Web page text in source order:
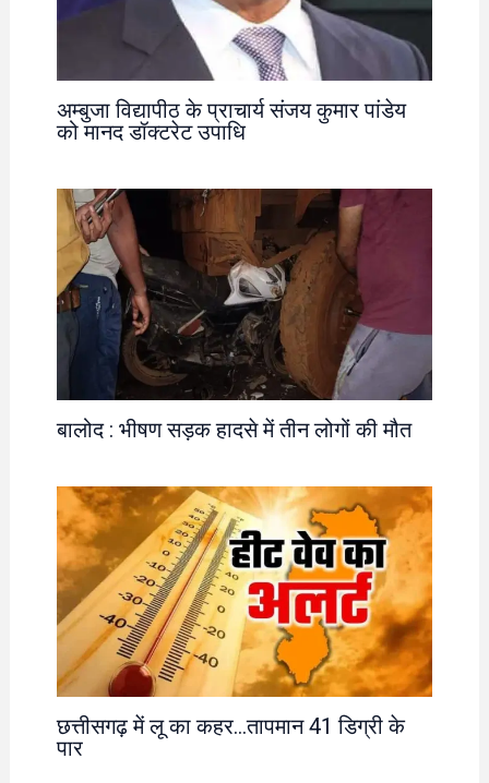
अम्बुजा विद्यापीठ के प्राचार्य संजय कुमार पांडेय
को मानद डॉक्टरेट उपाधि
बालोद : भीषण सड़क हादसे में तीन लोगों की मौत
छत्तीसगढ़ में लू का कहर…तापमान 41 डिग्री के
पार